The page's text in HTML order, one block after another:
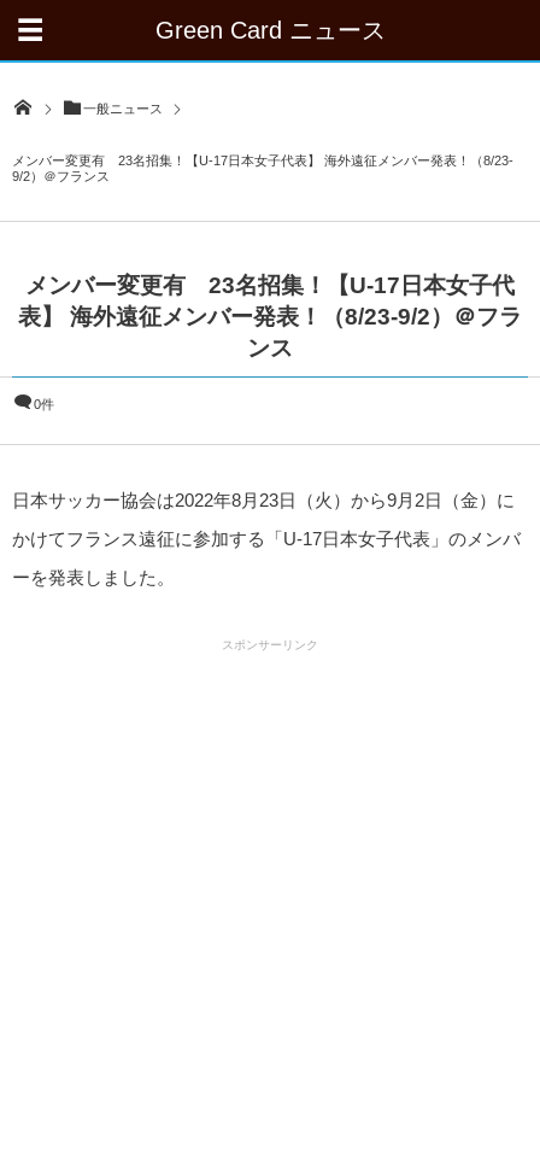
Green Card ニュース
一般ニュース
メンバー変更有 23名招集！【U-17日本女子代表】 海外遠征メンバー発表！（8/23-
9/2）＠フランス
メンバー変更有 23名招集！【U-17日本女子代
表】 海外遠征メンバー発表！（8/23-9/2）＠フラ
ンス
0件
日本サッカー協会は2022年8月23日（火）から9月2日（金）に
かけてフランス遠征に参加する「U-17日本女子代表」のメンバ
ーを発表しました。
スポンサーリンク